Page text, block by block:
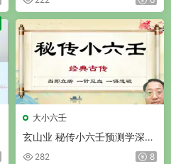
大小六壬
玄山业 秘传小六壬预测学深度
提升 视频10集
282 8